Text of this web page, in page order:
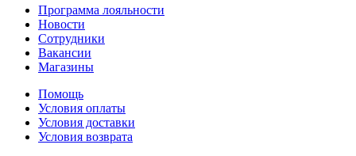
Программа лояльности
Новости
Сотрудники
Вакансии
Магазины
Помощь
Условия оплаты
Условия доставки
Условия возврата